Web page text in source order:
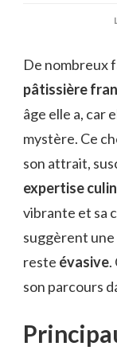
De nombreux
pâtissière
âge elle a, car
mystère. Ce
son attrait,
expertise
vibrante et sa
suggèrent une
reste évasive.
son parcours